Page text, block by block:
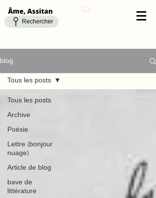
Rechercher
blog
Tous les posts
Archive
Poésie
Lettre (bonjour
nuage)
Article de blog
bave de
littérature
Tous les posts